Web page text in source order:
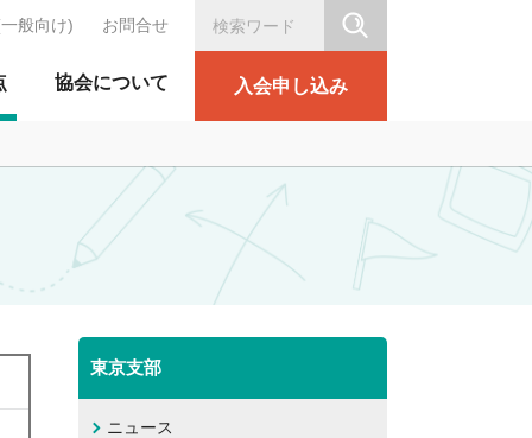
テーション協会
協会について 入会申し込み
般向け) お問合せ
東京支部
ニュース